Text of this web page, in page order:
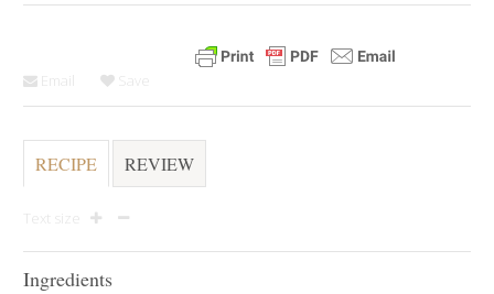
Email Save
RECIPE REVIEW
Text size
Ingredients